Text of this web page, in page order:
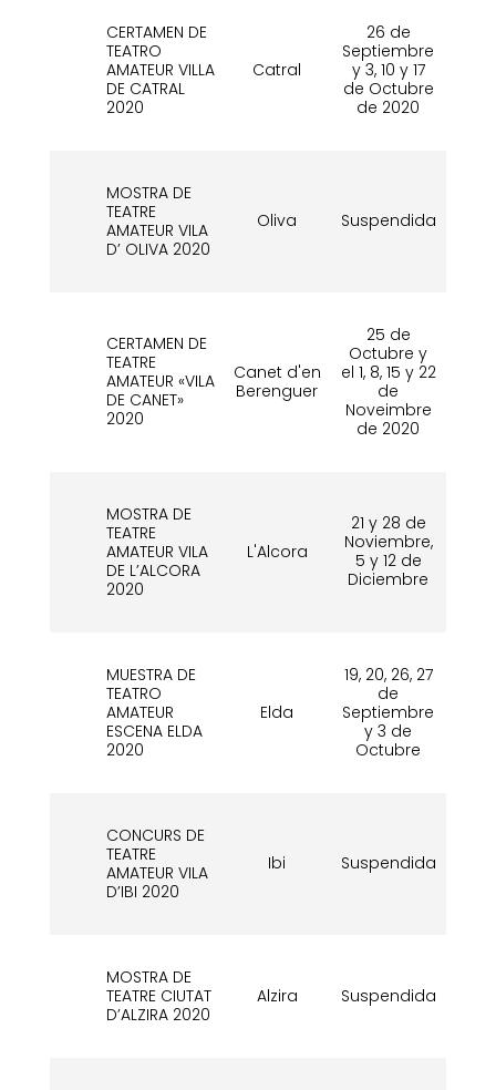
CERTAMEN DE
TEATRO
AMATEUR VILLA
DE CATRAL
2020
Catral
26 de
Septiembre
y 3, 10 y 17
de Octubre
de 2020
MOSTRA DE
TEATRE
AMATEUR VILA
D’ OLIVA 2020
Oliva Suspendida
CERTAMEN DE
TEATRE
AMATEUR «VILA
DE CANET»
2020
Canet d'en
Berenguer
25 de
Octubre y
el 1, 8, 15 y 22
de
Noveimbre
de 2020
MOSTRA DE
TEATRE
AMATEUR VILA
DE L’ALCORA
2020
L'Alcora
21 y 28 de
Noviembre,
5 y 12 de
Diciembre
MUESTRA DE
TEATRO
AMATEUR
ESCENA ELDA
2020
Elda
19, 20, 26, 27
de
Septiembre
y 3 de
Octubre
CONCURS DE
TEATRE
AMATEUR VILA
D’IBI 2020
Ibi Suspendida
MOSTRA DE
TEATRE CIUTAT
D’ALZIRA 2020
Alzira Suspendida